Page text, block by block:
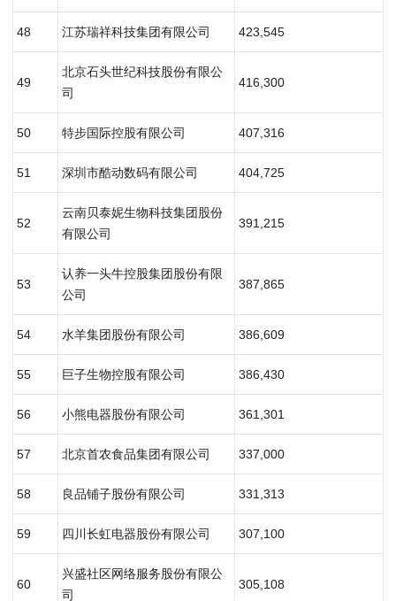
48 江苏瑞祥科技集团有限公司 423,545
49
北京石头世纪科技股份有限公
司
416,300
50 特步国际控股有限公司 407,316
51 深圳市酷动数码有限公司 404,725
52
云南贝泰妮生物科技集团股份
有限公司
391,215
53
认养一头牛控股集团股份有限
公司
387,865
54 水羊集团股份有限公司 386,609
55 巨子生物控股有限公司 386,430
56 小熊电器股份有限公司 361,301
57 北京首农食品集团有限公司 337,000
58 良品铺子股份有限公司 331,313
59 四川长虹电器股份有限公司 307,100
60
兴盛社区网络服务股份有限公
司
305,108